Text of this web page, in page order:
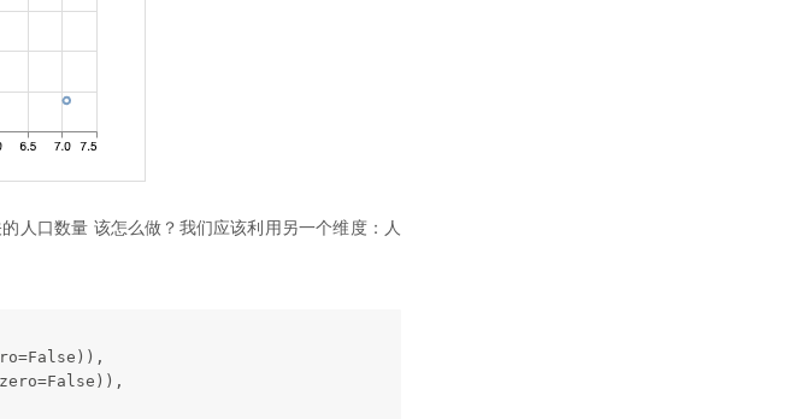
人口数量 该怎么做？我们应该利用另一个维度：人